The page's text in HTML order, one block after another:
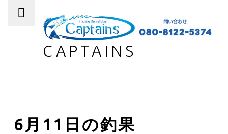
CAPTAINS
6月11日の釣果